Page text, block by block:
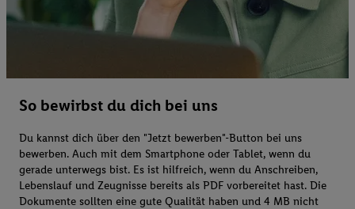
So bewirbst du dich bei uns
Du kannst dich über den "Jetzt bewerben"-Button bei uns
bewerben. Auch mit dem Smartphone oder Tablet, wenn du
gerade unterwegs bist. Es ist hilfreich, wenn du Anschreiben,
Lebenslauf und Zeugnisse bereits als PDF vorbereitet hast. Die
Dokumente sollten eine gute Qualität haben und 4 MB nicht